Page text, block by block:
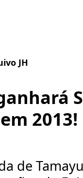
JH
2013!
de